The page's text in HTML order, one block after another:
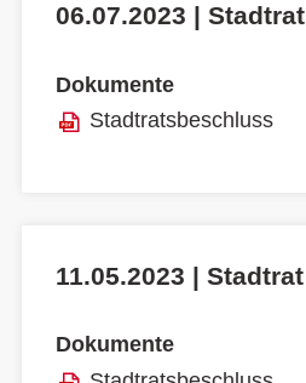
06.07.2023 | Stadtrat
Dokumente
Stadtratsbeschluss
11.05.2023 | Stadtrat
Dokumente